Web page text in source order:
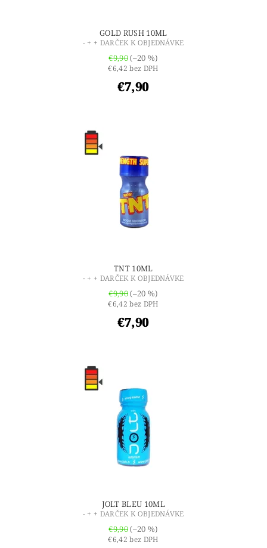
GOLD RUSH 10ML
- + + DARČEK K OBJEDNÁVKE
€9,90(–20 %)
€6,42 bez DPH
€7,90
TNT 10ML
- + + DARČEK K OBJEDNÁVKE
€9,90(–20 %)
€6,42 bez DPH
€7,90
JOLT BLEU 10ML
- + + DARČEK K OBJEDNÁVKE
€9,90(–20 %)
€6,42 bez DPH